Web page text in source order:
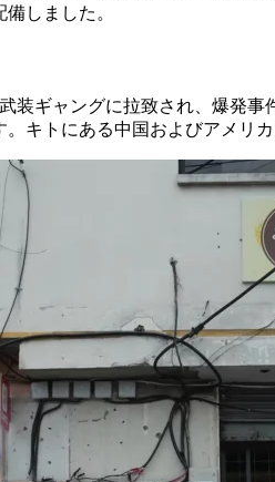
しました。
装ギャングに拉致され、爆発
キトにある中国およびアメリ